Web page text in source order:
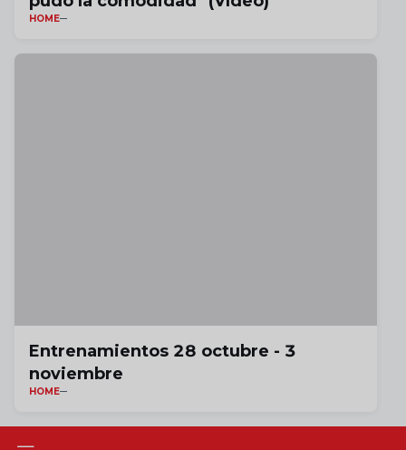
HOME
Entrenamientos 28 octubre - 3
noviembre
HOME